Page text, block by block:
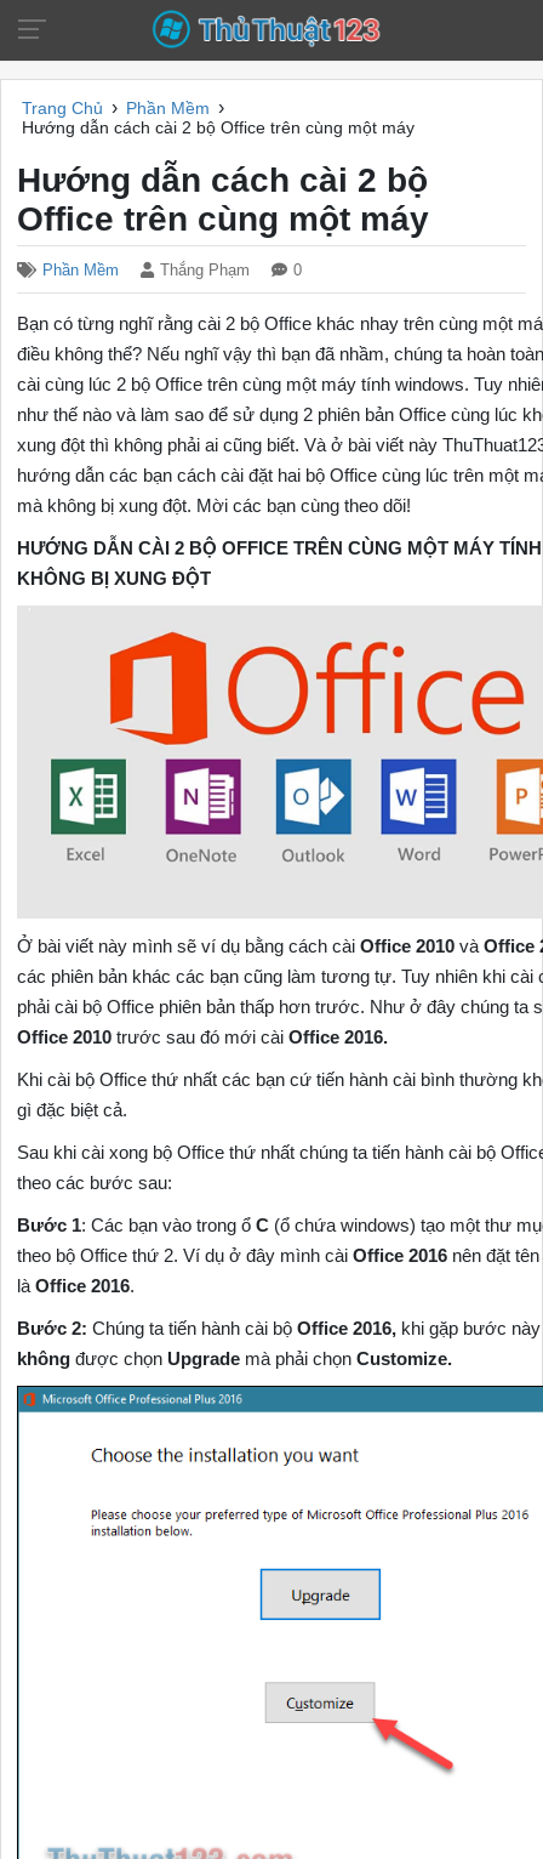
Trang Chủ › Phần Mềm ›
Hướng dẫn cách cài 2 bộ Office trên cùng một máy
Hướng dẫn cách cài 2 bộ
Office trên cùng một máy
Phần Mềm Thắng Phạm 0
Bạn có từng nghĩ rằng cài 2 bộ Office khác nhay trên cùng một
điều không thể? Nếu nghĩ vậy thì bạn đã nhầm, chúng ta hoàn
cài cùng lúc 2 bộ Office trên cùng một máy tính windows. Tuy
như thế nào và làm sao để sử dụng 2 phiên bản Office cùng lúc
xung đột thì không phải ai cũng biết. Và ở bài viết này
hướng dẫn các bạn cách cài đặt hai bộ Office cùng lúc trên một
mà không bị xung đột. Mời các bạn cùng theo dõi!
HƯỚNG DẪN CÀI 2 BỘ OFFICE TRÊN CÙNG MỘT MÁY TÍNH
KHÔNG BỊ XUNG ĐỘT
Ở bài viết này mình sẽ ví dụ bằng cách càiOffice 2010 vàOffice
các phiên bản khác các bạn cũng làm tương tự. Tuy nhiên khi cài
phải cài bộ Office phiên bản thấp hơn trước. Như ở đây chúng ta
Office 2010 trước sau đó mới càiOffice 2016.
Khi cài bộ Office thứ nhất các bạn cứ tiến hành cài bình thường
gì đặc biệt cả.
Sau khi cài xong bộ Office thứ nhất chúng ta tiến hành cài bộ
theo các bước sau:
Bước 1: Các bạn vào trong ổC (ổ chứa windows) tạo một thư
theo bộ Office thứ 2. Ví dụ ở đây mình càiOffice 2016 nên đặt
làOffice 2016.
Bước 2: Chúng ta tiến hành cài bộOffice 2016, khi gặp bước
không được chọn Upgrade mà phải chọnCustomize.